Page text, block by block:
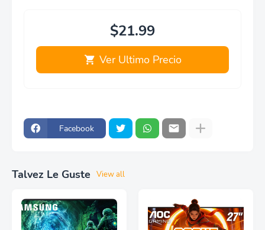
$21.99
Ver Ultimo Precio
Facebook
Talvez Le Guste View all